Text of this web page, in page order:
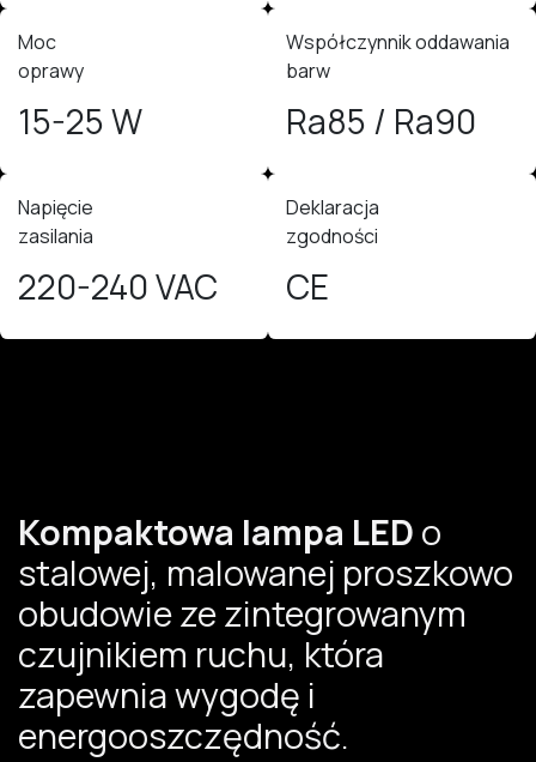
Moc
oprawy
15-25 W
Współczynnik oddawania
barw
Ra85 / Ra90
Napięcie
zasilania
220-240 VAC
Deklaracja
zgodności
CE
Kompaktowa lampa LED o
stalowej, malowanej proszkowo
obudowie ze zintegrowanym
czujnikiem ruchu, która
zapewnia wygodę i
energooszczędność.